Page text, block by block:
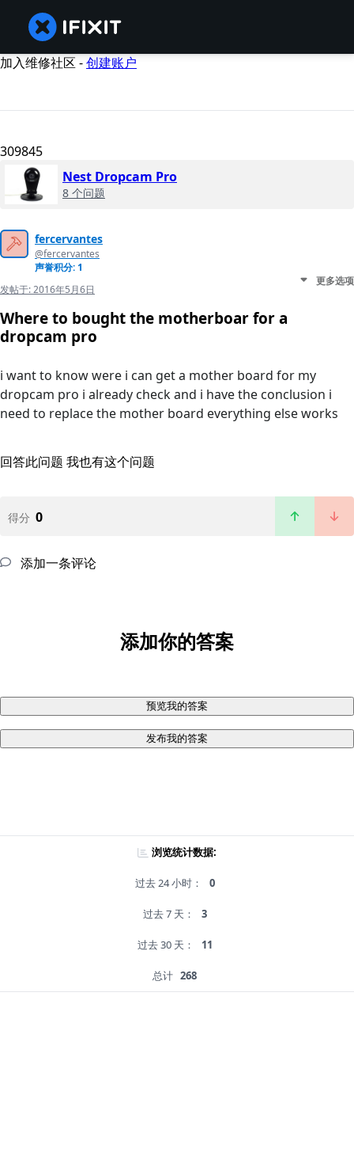
加入维修社区 -创建账户
309845
Nest Dropcam Pro
8 个问题
fercervantes
@fercervantes
声誉积分: 1
发帖于:2016年5月6日
更多选项
Where to bought the motherboar for a
dropcam pro
i want to know were i can get a mother board for my
dropcam pro i already check and i have the conclusion i
need to replace the mother board everything else works
回答此问题 我也有这个问题
得分 0
添加一条评论
添加你的答案
预览我的答案
发布我的答案
浏览统计数据:
过去 24 小时： 0
过去 7 天： 3
过去 30 天： 11
总计 268